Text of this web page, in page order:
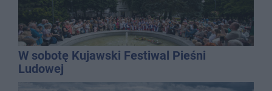
W sobotę Kujawski Festiwal Pieśni
Ludowej